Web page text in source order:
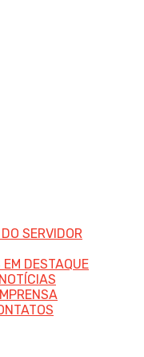
SERVIDOR
DESTAQUE